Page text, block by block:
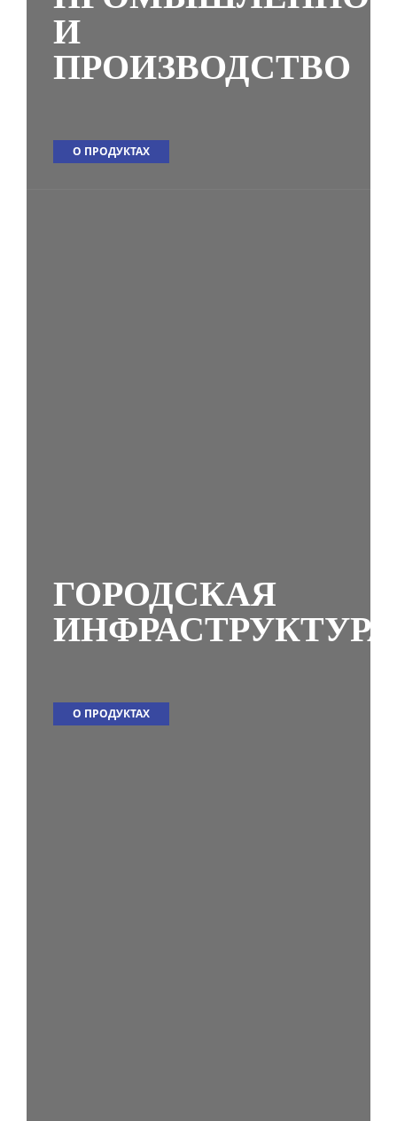
И
ПРОИЗВОДСТВО
О ПРОДУКТАХ
ГОРОДСКАЯ
ИНФРАСТРУКТУРА
О ПРОДУКТАХ